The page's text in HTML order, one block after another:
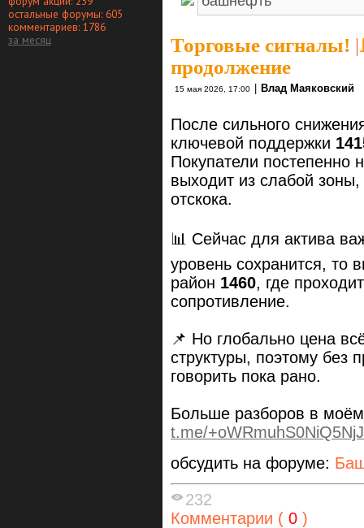
остальные форумы: 605
комментариев: 1786
за месяц
Торговые сигналы! |
продолжение
15 мая 2026, 17:00 Влад Маяковский
После сильного
ключевой поддержки
Покупатели постепенно
выходит из слабой
отскока.
📊 Сейчас для актива
уровень сохранится, то
район 1460, где
сопротивление.
📌 Но глобально цена
структуры, поэтому без
говорить пока рано.
Больше разборов в
t.me/
обсудить на форуме:
232
Комментарии ( 0 )